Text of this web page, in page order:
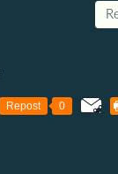
Repost 0